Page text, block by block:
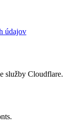
údajov
služby Cloudflare.